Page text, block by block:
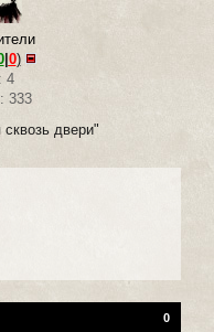
| 0)
4
333
двери"
0